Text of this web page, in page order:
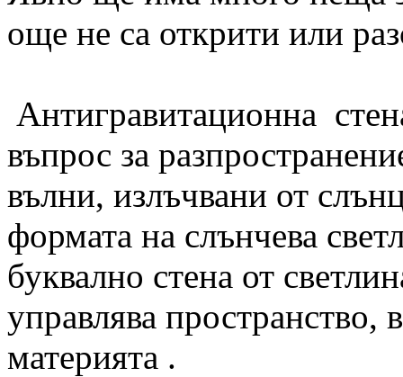
още не са открити или
Антигравитационна
въпрос за
вълни, излъчвани от
формата на слънчева
буквално стена от
управлява пространство,
материята .